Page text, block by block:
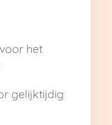
het
gelijktijdig